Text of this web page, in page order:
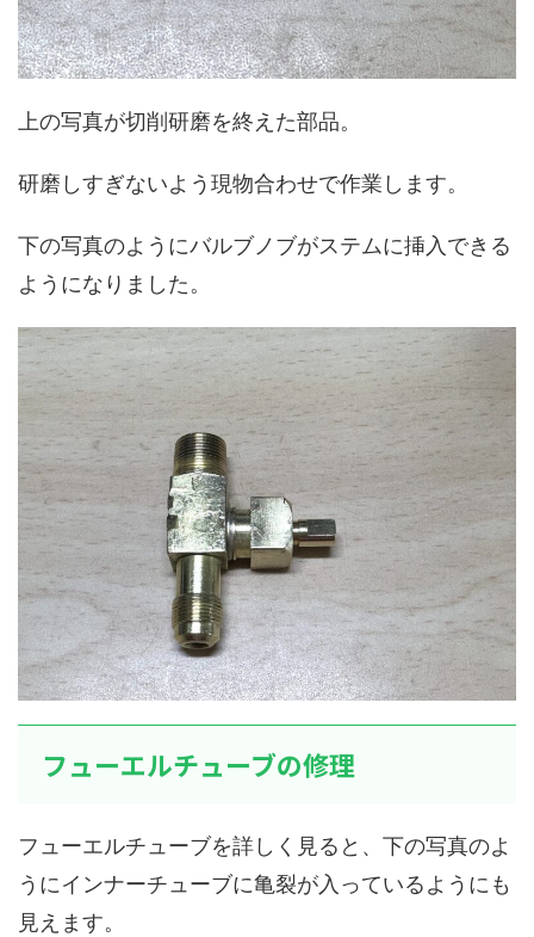
上の写真が切削研磨を終えた部品。
研磨しすぎないよう現物合わせで作業します。
下の写真のようにバルブノブがステムに挿入できる
ようになりました。
フューエルチューブの修理
フューエルチューブを詳しく見ると、下の写真のよ
うにインナーチューブに亀裂が入っているようにも
見えます。